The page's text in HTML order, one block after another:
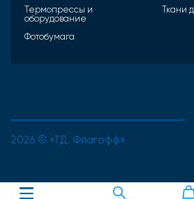
Термопрессы и
оборудование
Ткани
Фотобумага
2026 © «ТД. Флагофф»